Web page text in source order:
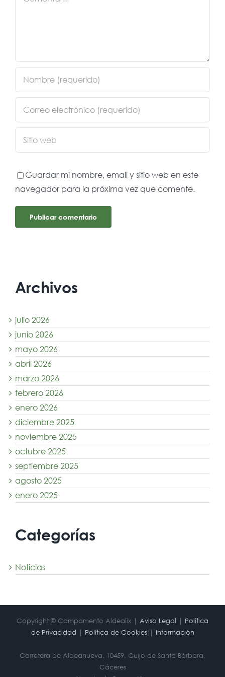
Guardar mi nombre, email y sitio web en este
navegador para la próxima vez que comente.
Archivos
julio 2026
junio 2026
mayo 2026
abril 2026
marzo 2026
febrero 2026
enero 2026
diciembre 2025
noviembre 2025
octubre 2025
septiembre 2025
agosto 2025
enero 2025
Categorías
Noticias
Copyright © Campamento Aldealix | Aviso Legal | Política
de Privacidad | Política de Cookies| Información
Carretera de Aldeanueva, 10459, Guijo de Santa Bárbara,
Cáceres